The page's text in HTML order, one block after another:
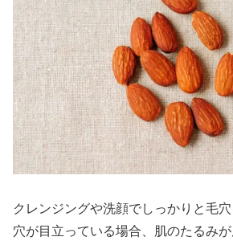
クレンジングや洗顔でしっかりと毛
穴が目立っている場合、肌のたるみ